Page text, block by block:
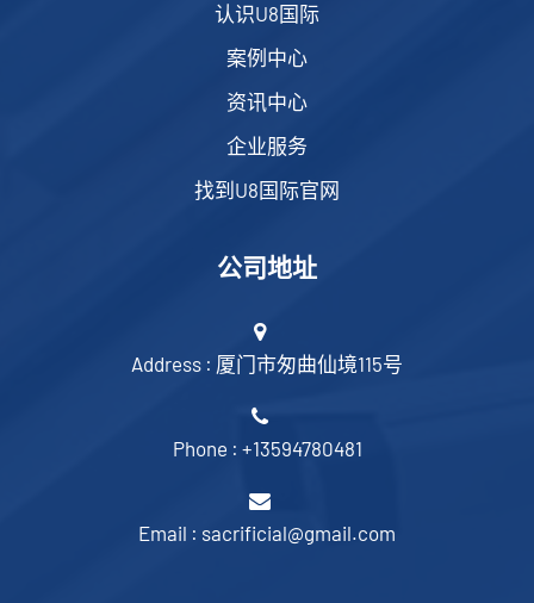
认识U8国际
案例中心
资讯中心
企业服务
找到U8国际官网
公司地址
Address : 厦门市匆曲仙境115号
Phone : +13594780481
Email : sacrificial@gmail.com